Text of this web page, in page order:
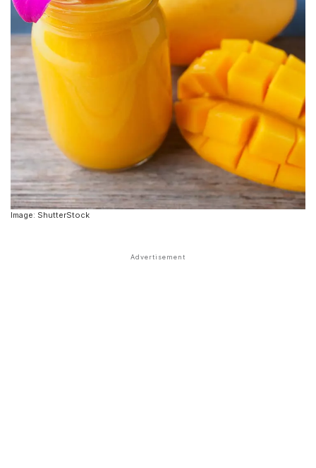
Image: ShutterStock